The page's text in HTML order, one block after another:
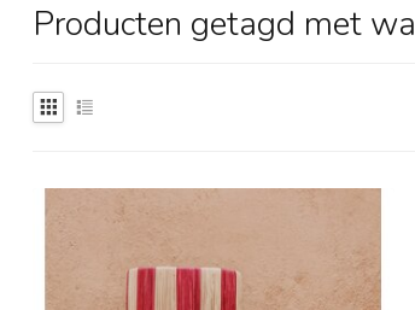
Producten getagd met